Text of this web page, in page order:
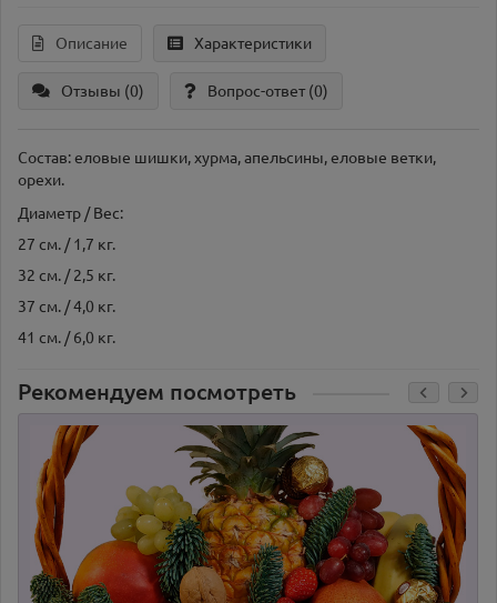
Описание Характеристики
Отзывы (0) Вопрос-ответ(0)
Состав: еловые шишки, хурма, апельсины, еловые ветки,
орехи.
Диаметр / Вес:
27 см. / 1,7 кг.
32 см. / 2,5 кг.
37 см. / 4,0 кг.
41 см. / 6,0 кг.
Рекомендуем посмотреть